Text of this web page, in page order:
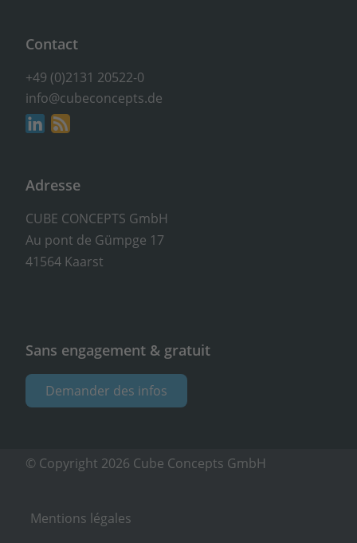
Contact
+49 (0)2131 20522-0
info@cubeconcepts.de
Adresse
CUBE CONCEPTS GmbH
Au pont de Gümpge 17
41564 Kaarst
Sans engagement & gratuit
Demander des infos
© Copyright 2026 Cube Concepts GmbH
Mentions légales